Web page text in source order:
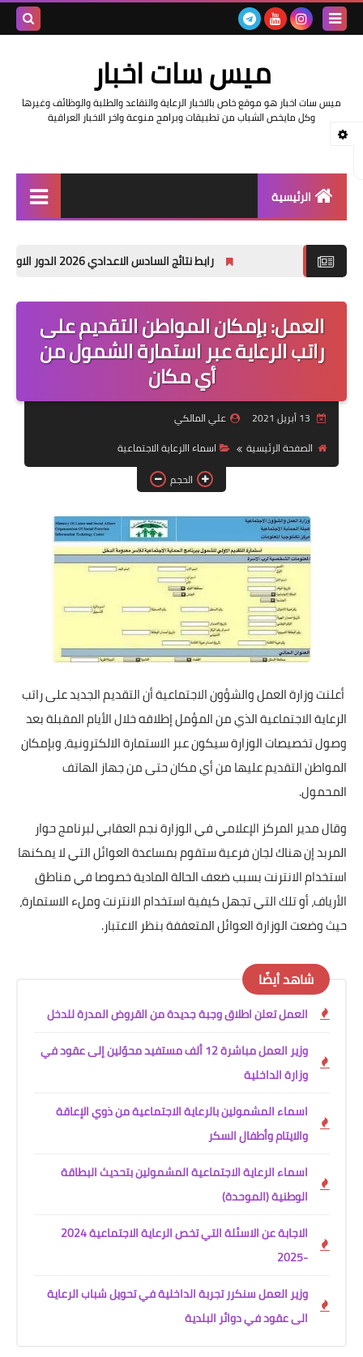
ميس سات اخبار
ميس سات اخبار هو موقع خاص بالاخبار الرعاية والتقاعد والطلبة والوظائف وغيرها
وكل مايخص الشباب من تطبيقات وبرامج منوعة واخر الاخبار العراقية
الرئيسية
اخبار وزارة التربية والتعليم
اخبار وزارة العمل وهيئة
التقاعد
قسم التطبيقات
قطع الاراضي
الربح من الانترنت
رابط نتائج السادس الاعدادي 2026 الدور الاول في العراق | موقع نتائجنا
العمل: بإمكان المواطن التقديم على
راتب الرعاية عبر استمارة الشمول من
أي مكان
علي المالكي
الصفحة الرئيسية
اسماء االرعاية الاجتماعية
الحجم
أعلنت وزارة العمل والشؤون الاجتماعية أن التقديم الجديد على راتب
الرعاية الاجتماعية الذي من المؤمل إطلاقه خلال الأيام المقبلة بعد
وصول تخصيصات الوزارة سيكون عبر الاستمارة الالكترونية، وبإمكان
المواطن التقديم عليها من أي مكان حتى من جهاز الهاتف
المحمول.
وقال مدير المركز الإعلامي في الوزارة نجم العقابي لبرنامج حوار
المربد إن هناك لجان فرعية ستقوم بمساعدة العوائل التي لا يمكنها
استخدام الانترنت بسبب ضعف الحالة المادية خصوصا في مناطق
الأرياف، أو تلك التي تجهل كيفية استخدام الانترنت وملء الاستمارة،
حيث وضعت الوزارة العوائل المتعففة بنظر الاعتبار.
شاهد أيضًا
العمل تعلن اطلاق وجبة جديدة من القروض المدرة للدخل
وزير العمل مباشرة 12 ألف مستفيد محوّلين إلى عقود في
وزارة الداخلية
اسماء المشمولين بالرعاية الاجتماعية من ذوي الإعاقة
والايتام وأطفال السكر
اسماء الرعاية الاجتماعية المشمولين بتحديث البطاقة
الوطنية (الموحدة)
الاجابة عن الاسئلة التي تخص الرعاية الاجتماعية 2024
-2025
وزير العمل سنكرر تجربة الداخلية في تحويل شباب الرعاية
الى عقود في دوائر البلدية